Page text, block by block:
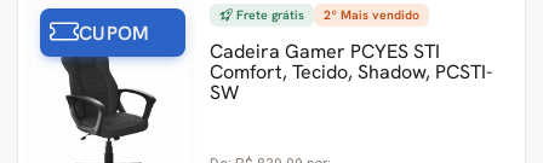
CUPOM
Frete grátis 2º Mais vendido
Cadeira Gamer PCYES STI
Comfort, Tecido, Shadow, PCSTI-
SW